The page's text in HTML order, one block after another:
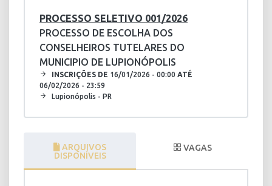
PROCESSO SELETIVO 001/2026
PROCESSO DE ESCOLHA DOS
CONSELHEIROS TUTELARES DO
MUNICIPIO DE LUPIONÓPOLIS
INSCRIÇÕES DE 16/01/2026 - 00:00 ATÉ
06/02/2026 - 23:59
Lupionópolis - PR
ARQUIVOS
DISPONÍVEIS
VAGAS